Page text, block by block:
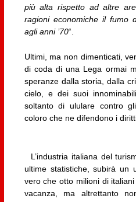
più alta rispetto ad altre
ragioni economiche il fumo
agli anni ’70“.
Ultimi, ma non dimenticati,
di coda di una Lega ormai
speranze dalla storia, dalla
cielo, e dei suoi
soltanto di ululare contro
coloro che ne difendono i
L’industria italiana del
ultime statistiche, subirà un
vero che otto milioni di
vacanza, ma altrettanto